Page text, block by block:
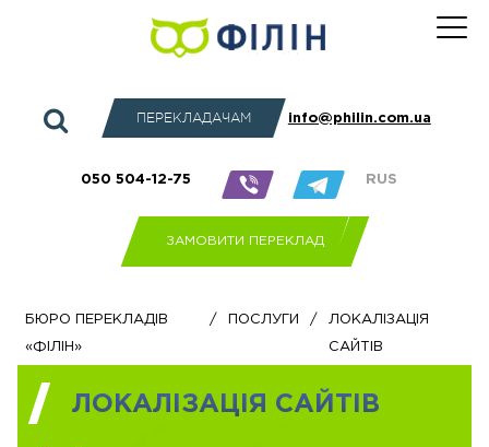
ПЕРЕКЛАДАЧАМ info@philin.com.ua
050 504-12-75 RUS
ЗАМОВИТИ ПЕРЕКЛАД
Бюро перекладів
«Філін»
/ Послуги /
Локалізація
сайтів
ЛОКАЛІЗАЦІЯ САЙТІВ